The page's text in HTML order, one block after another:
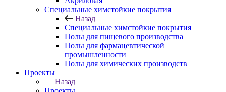
Специальные химстойкие покрытия
Назад
Специальные химстойкие покрытия
Полы для пищевого производства
Полы для фармацевтической
промышленности
Полы для химических производств
Проекты
Назад